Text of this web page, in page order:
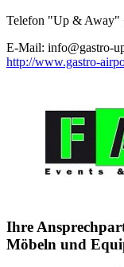
Telefon "Up & Away"
E-Mail: info@gastro-
http://www.gastro-
Ihre
Möbeln und